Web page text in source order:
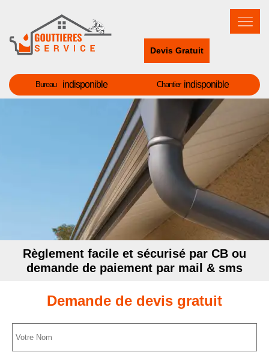
Devis Gratuit
Bureau indisponible Chantier indisponible
Règlement facile et sécurisé par CB ou
demande de paiement par mail & sms
Demande de devis gratuit